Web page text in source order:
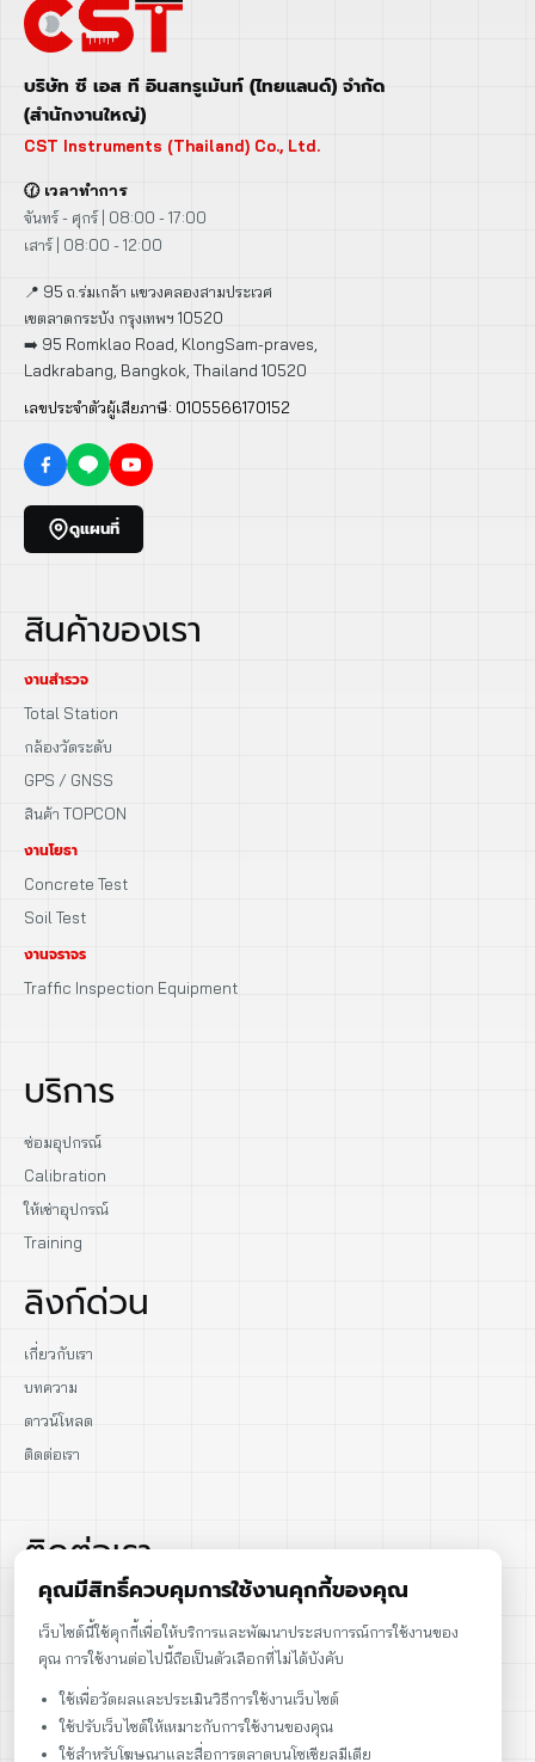
บริษัท ซี เอส ที อินสทรูเม้นท์ (ไทยแลนด์) จำกัด
(สำนักงานใหญ่)
CST Instruments (Thailand) Co., Ltd.
🕜 เวลาทำการ
จันทร์ - ศุกร์ | 08:00 - 17:00
เสาร์ | 08:00 - 12:00
📍 95 ถ.ร่มเกล้า แขวงคลองสามประเวศ
เขตลาดกระบัง กรุงเทพฯ 10520
➡️ 95 Romklao Road, KlongSam-praves,
Ladkrabang, Bangkok, Thailand 10520
เลขประจำตัวผู้เสียภาษี: 0105566170152
ดูแผนที่
สินค้าของเรา
งานสำรวจ
Total Station
กล้องวัดระดับ
GPS / GNSS
สินค้า TOPCON
งานโยธา
Concrete Test
Soil Test
งานจราจร
Traffic Inspection Equipment
บริการ
ซ่อมอุปกรณ์
Calibration
ให้เช่าอุปกรณ์
Training
ลิงก์ด่วน
เกี่ยวกับเรา
บทความ
ดาวน์โหลด
ติดต่อเรา
ติดต่อเรา
086-086-2000
sales@cst.co.th
คุณมีสิทธิ์ควบคุมการใช้งานคุกกี้ของคุณ
เว็บไซต์นี้ใช้คุกกี้เพื่อให้บริการและพัฒนาประสบการณ์การใช้งานของ
คุณ การใช้งานต่อไปนี้ถือเป็นตัวเลือกที่ไม่ได้บังคับ
ใช้เพื่อวัดผลและประเมินวิธีการใช้งานเว็บไซต์
ใช้ปรับเว็บไซต์ให้เหมาะกับการใช้งานของคุณ
ใช้สำหรับโฆษณาและสื่อการตลาดบนโซเชียลมีเดีย